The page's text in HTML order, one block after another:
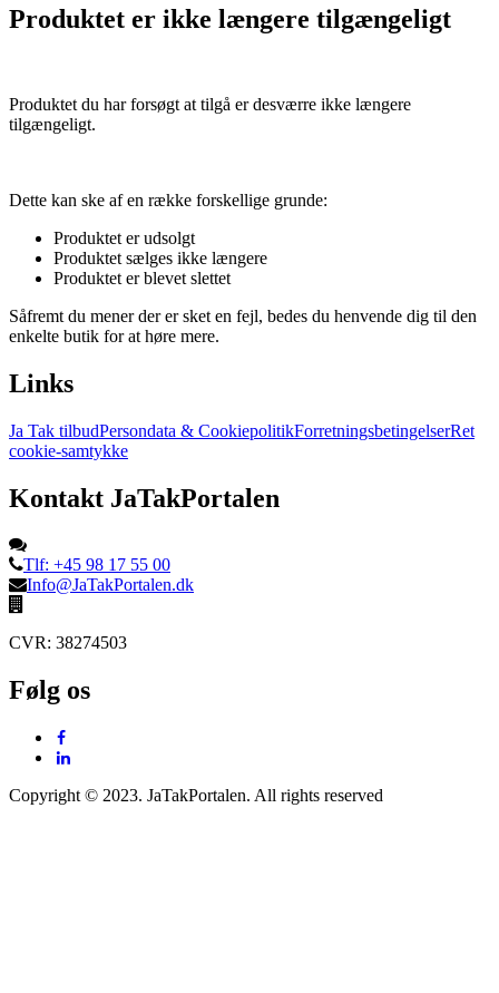
Produktet er ikke længere tilgængeligt
Produktet du har forsøgt at tilgå er desværre ikke længere
tilgængeligt.
Dette kan ske af en række forskellige grunde:
Produktet er udsolgt
Produktet sælges ikke længere
Produktet er blevet slettet
Såfremt du mener der er sket en fejl, bedes du henvende dig til den
enkelte butik for at høre mere.
Links
Ja Tak tilbudPersondata & CookiepolitikForretningsbetingelserRet
cookie-samtykke
Kontakt JaTakPortalen
Tlf: +45 98 17 55 00
Info@JaTakPortalen.dk
CVR: 38274503
Følg os
Copyright © 2023. JaTakPortalen. All rights reserved